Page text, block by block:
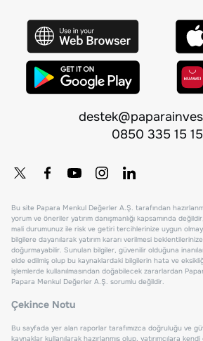
0850 335 15 15
Bu site Papara Menkul Değerler A.Ş. tarafından
yorum ve öneriler yatırım danışmanlığı kapsamında
mali durumunuz ile risk ve getiri tercihlerinize uygun
bilgilere dayanılarak yatırım kararı verilmesi
doğurmayabilir. Sunulan bilgiler, güvenilir olduğuna
elde edilmiş olup bu kaynaklardaki bilgilerin hata ve
işlemlerde kullanılmasından doğabilecek zararlardan
Papara Menkul Değerler A.Ş. sorumlu değildir.
Çekince Notu
Bu sayfada yer alan raporlar tarafımızca doğruluğu ve
kaynaklar kullanılarak hazırlanmış olup, yatırımcılara